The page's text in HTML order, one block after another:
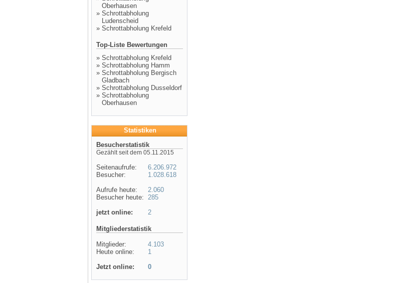
Oberhausen
» Schrottabholung
Ludenscheid
» Schrottabholung Krefeld
Top-Liste Bewertungen
» Schrottabholung Krefeld
» Schrottabholung Hamm
» Schrottabholung Bergisch
Gladbach
» Schrottabholung Dusseldorf
» Schrottabholung
Oberhausen
Statistiken
Besucherstatistik
Gezählt seit dem 05.11.2015
Seitenaufrufe:
Besucher:
Aufrufe heute:
Besucher heute:
jetzt online:
6.206.972
1.028.618
2.060
285
2
Mitgliederstatistik
Mitglieder:
Heute online:
4.103
1
Jetzt online:
0